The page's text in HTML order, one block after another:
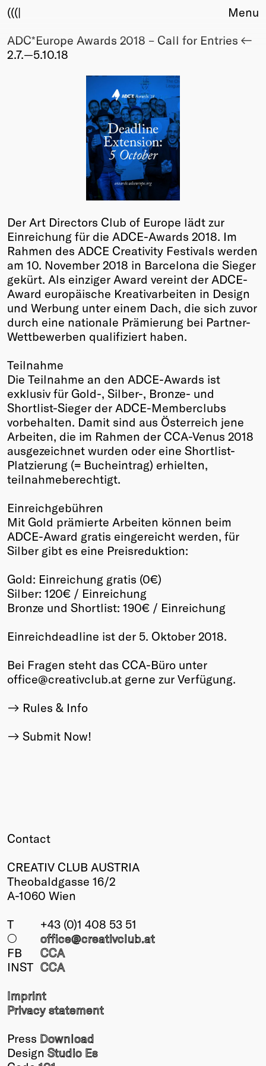
(((|
About
Club
Members
Young Creatives
Friends of Creativity
Winners
2026
Past
Annual
Menu
ADC*Europe Awards 2018 – Call for Entries
2.7.—5.10.18
Der Art Directors Club of Europe lädt zur
Einreichung für die ADCE-Awards 2018. Im
Rahmen des ADCE Creativity Festivals werden
am 10. November 2018 in Barcelona die Sieger
gekürt. Als einziger Award vereint der ADCE-
Award europäische Kreativarbeiten in Design
und Werbung unter einem Dach, die sich zuvor
durch eine nationale Prämierung bei Partner-
Wettbewerben qualifiziert haben.
Teilnahme
Die Teilnahme an den ADCE-Awards ist
exklusiv für Gold-, Silber-, Bronze- und
Shortlist-Sieger der ADCE-Memberclubs
vorbehalten. Damit sind aus Österreich jene
Arbeiten, die im Rahmen der CCA-Venus 2018
ausgezeichnet wurden oder eine Shortlist-
Platzierung (= Bucheintrag) erhielten,
teilnahmeberechtigt.
Einreichgebühren
Mit Gold prämierte Arbeiten können beim
ADCE-Award gratis eingereicht werden, für
Silber gibt es eine Preisreduktion:
Gold: Einreichung gratis (0€)
Silber: 120€ / Einreichung
Bronze und Shortlist: 190€ / Einreichung
Einreichdeadline ist der 5. Oktober 2018.
Bei Fragen steht das CCA-Büro unter
office@creativclub.at gerne zur Verfügung.
Rules & Info
Submit Now!
Contact
CREATIV CLUB AUSTRIA
Theobaldgasse 16/2
A-1060 Wien
T
+43 (0)1 408 53 51
○
office@creativclub.at
FB
CCA
INST CCA
Imprint
Privacy statement
Press Download
Design Studio Es